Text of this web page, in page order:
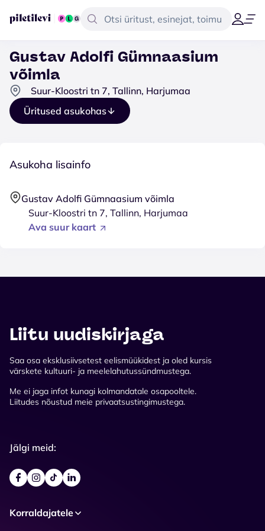
Gustav Adolfi Gümnaasium
võimla
Suur-Kloostri tn 7, Tallinn, Harjumaa
Üritused asukohas
Asukoha lisainfo
Gustav Adolfi Gümnaasium võimla
Suur-Kloostri tn 7, Tallinn, Harjumaa
Ava suur kaart
Liitu uudiskirjaga
Saa osa eksklusiivsetest eelismüükidest ja oled kursis
värskete kultuuri- ja meelelahutussündmustega.
Me ei jaga infot kunagi kolmandatale osapooltele.
Liitudes nõustud meie privaatsustingimustega.
Jälgi meid:
Korraldajatele